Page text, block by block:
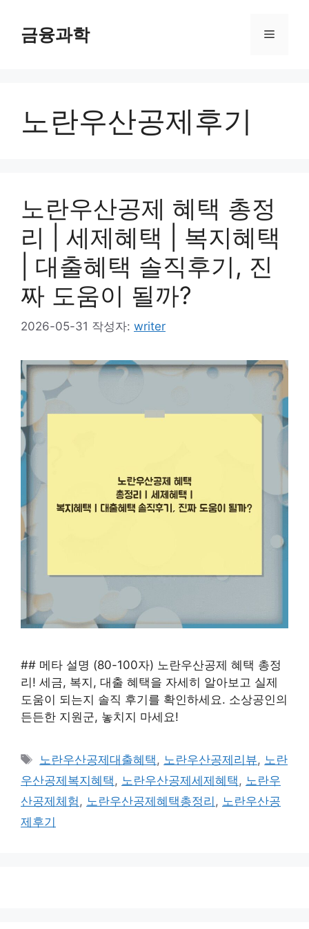
금융과학 메
노란우산공제후기
노란우산공제 혜택 총정
리 | 세제혜택 | 복지혜택
| 대출혜택 솔직후기, 진
짜 도움이 될까?
2026-05-31 작성자: writer
## 메타 설명 (80-100자) 노란우산공제 혜택 총정
리! 세금, 복지, 대출 혜택을 자세히 알아보고 실제
도움이 되는지 솔직 후기를 확인하세요. 소상공인의
든든한 지원군, 놓치지 마세요!
태
그
노란우산공제대출혜택 , 노란우산공제리뷰, 노란
우산공제복지혜택 , 노란우산공제세제혜택 , 노란우
산공제체험 , 노란우산공제혜택총정리 , 노란우산공
제후기